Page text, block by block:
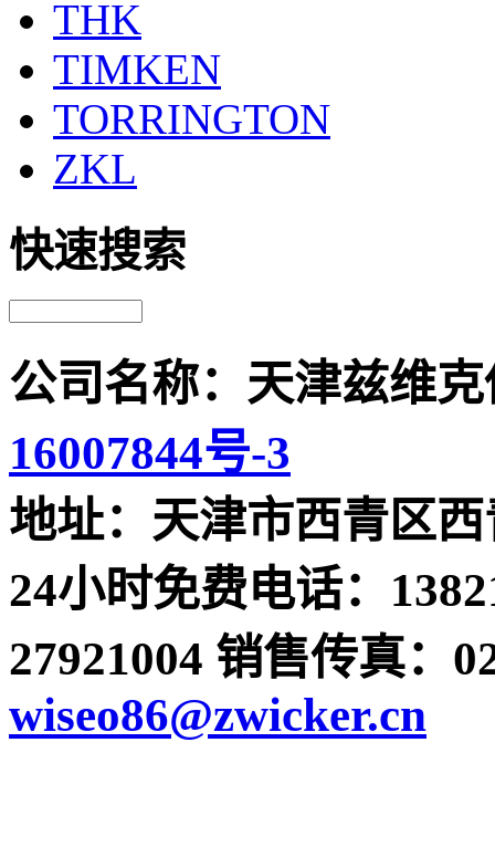
THK
TIMKEN
TORRINGTON
ZKL
快速搜索
公司名称：天津兹维
16007844号-3
地址：天津市西青区西
24小时免费电话：
27921004 销售传真：
wiseo86@zwicker.cn